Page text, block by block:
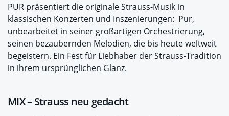
PUR präsentiert die originale Strauss-Musik in
klassischen Konzerten und Inszenierungen: Pur,
unbearbeitet in seiner großartigen Orchestrierung,
seinen bezaubernden Melodien, die bis heute weltweit
begeistern. Ein Fest für Liebhaber der Strauss-Tradition
in ihrem ursprünglichen Glanz.
MIX – Strauss neu gedacht